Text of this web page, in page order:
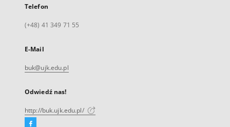
Telefon
(+48) 41 349 71 55
E-Mail
buk@ujk.edu.pl
Odwiedź nas!
http://buk.ujk.edu.pl/
Facebook